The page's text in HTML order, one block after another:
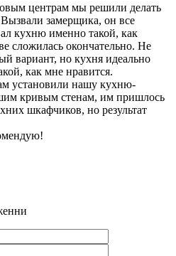
центрам мы решили делать
замерщика, он все
кухню именно такой, как
сложилась окончательно. Не
вариант, но кухня идеально
как мне нравится.
установили нашу кухню-
кривым стенам, им пришлось
шкафчиков, но результат